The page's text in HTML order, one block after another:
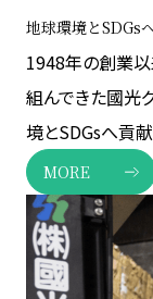
地球環境とSDGs
1948年の創業以
組んできた國光
境とSDGsへ貢
MORE